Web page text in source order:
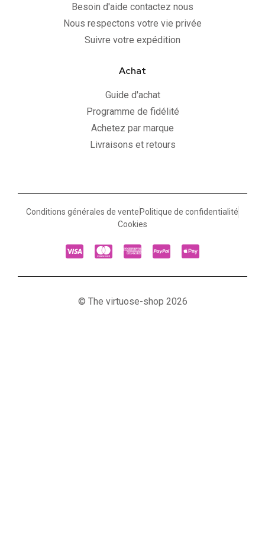
Besoin d'aide contactez nous
Nous respectons votre vie privée
Suivre votre expédition
Achat
Guide d'achat
Programme de fidélité
Achetez par marque
Livraisons et retours
Conditions générales de vente Politique de confidentialité
Cookies
© The virtuose-shop 2026